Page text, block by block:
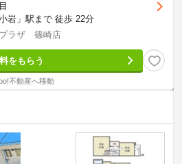
岩」駅まで 徒歩 22分
プラザ 篠崎店
をもらう
不動産へ移動